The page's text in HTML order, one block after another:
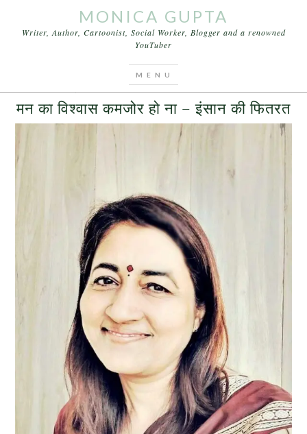
MONICA GUPTA
Writer, Author, Cartoonist, Social Worker, Blogger and a renowned
YouTuber
मन का विश्वास कमजोर हो ना – इंसान की फितरत